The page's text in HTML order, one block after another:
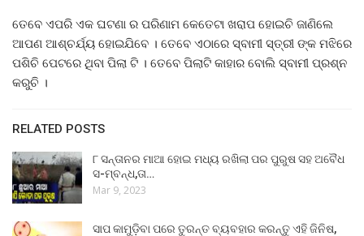
ତେବେ ଏପରି ଏକ ଘଟଣା ର ପରିଣାମ କେତେଟା ଖରାପ ହୋଇଚି ଜାଣିଲେ
ଆପଣ ଆଶ୍ଚର୍ଯ୍ୟ ହୋଇଯିବେ । ତେବେ ଏଠାରେ ସ୍ବାମୀ ସ୍ତ୍ରୀ ଙ୍କ ମଝିରେ
ପଶିଚି ପେଟରେ ଥିବା ପିଲା ଟି । ତେବେ ପିଲାଟି କାହାର ବୋଲି ସ୍ବାମୀ ପ୍ରଶ୍ନ
କରୁଚି ।
RELATED POSTS
୮ ସନ୍ତାନର ମାଆ ହୋଇ ମଧ୍ୟ ରଖିଲା ପର ପୁରୁଷ ସହ ଅବୈଧ
ସ-ମ୍ବନ୍ଧ,ତା…
Mar 9, 2023
ସାପ କାମୁଡ଼ିବା ପରେ ତୁରନ୍ତ ବ୍ୟବହାର କରନ୍ତୁ ଏହି ଜିନିଷ,